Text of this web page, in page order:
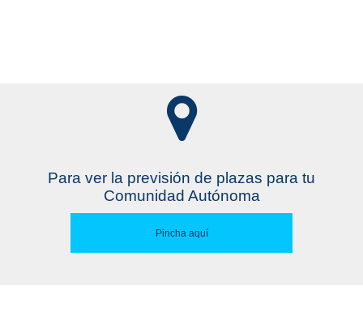
Para ver la previsión de plazas para tu
Comunidad Autónoma
Pincha aquí